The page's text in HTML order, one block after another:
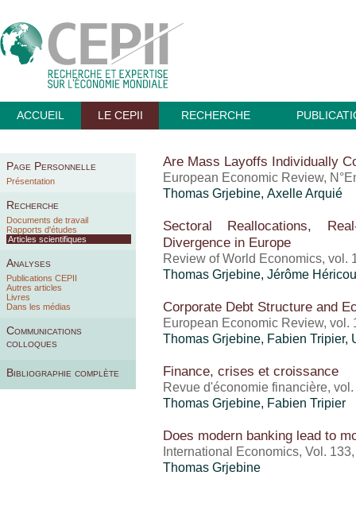
ACCUEIL LE CEPII RECHERCHE
Page Personnelle
Présentation
Recherche
Documents de travail
Rapports d'études
Articles scientifiques
Analyses
Publications CEPII
Autres articles
Livres
Dans les médias
Communications
colloques
Bibliographie complète
Are Mass Layoffs Individually
European Economic Review,
Thomas Grjebine, Axelle Arquié
Sectoral Reallocations,
Divergence in Europe
Review of World Economics, vol.
Thomas Grjebine, Jérôme
Corporate Debt Structure and
European Economic Review, vol.
Thomas Grjebine, Fabien Tripier,
Finance, crises et croissance
Revue d'économie financière,
Thomas Grjebine, Fabien Tripier
Does modern banking lead to
International Economics, Vol.
Thomas Grjebine